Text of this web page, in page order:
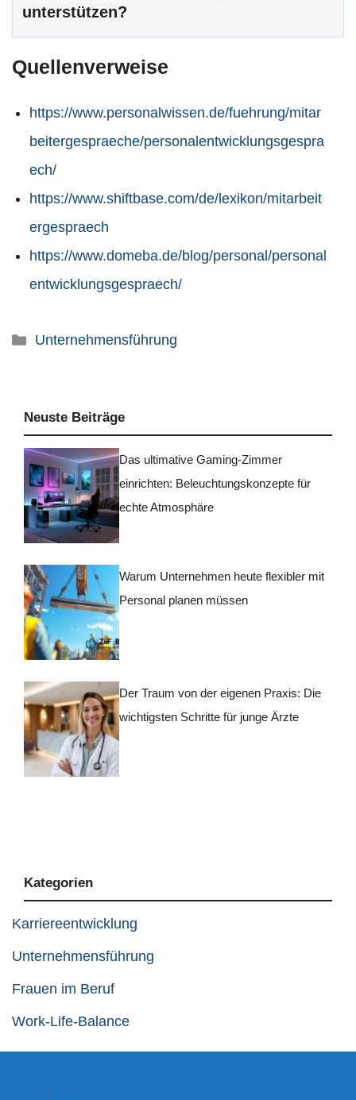
unterstützen?
Quellenverweise
https://www.personalwissen.de/fuehrung/mitar
beitergespraeche/personalentwicklungsgespra
ech/
https://www.shiftbase.com/de/lexikon/mitarbeit
ergespraech
https://www.domeba.de/blog/personal/personal
entwicklungsgespraech/
Kategorien
Unternehmensführung
Neuste Beiträge
Das ultimative Gaming-Zimmer
einrichten: Beleuchtungskonzepte für
echte Atmosphäre
Warum Unternehmen heute flexibler mit
Personal planen müssen
Der Traum von der eigenen Praxis: Die
wichtigsten Schritte für junge Ärzte
Kategorien
Karriereentwicklung
Unternehmensführung
Frauen im Beruf
Work-Life-Balance